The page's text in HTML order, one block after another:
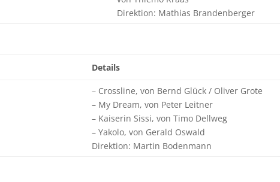
Direktion: Mathias Brandenberger
Details
– Crossline, von Bernd Glück / Oliver Grote
– My Dream, von Peter Leitner
– Kaiserin Sissi, von Timo Dellweg
– Yakolo, von Gerald Oswald
Direktion: Martin Bodenmann